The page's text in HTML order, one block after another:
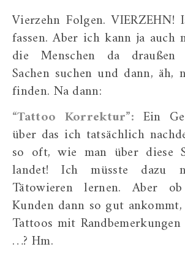
Vierzehn Folgen. VIERZEHN! Ist es denn zu
fassen. Aber ich kann ja auch
die Menschen da draußen
Sachen suchen und dann,
finden. Na dann:
“Tattoo Korrektur”: Ein
über das ich tatsächlich
so oft, wie man über diese
landet! Ich müsste dazu
Tätowieren lernen. Aber
Kunden dann so gut
Tattoos mit
…? Hm.